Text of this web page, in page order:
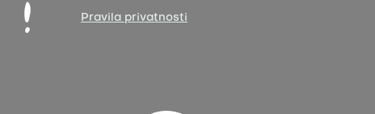
Pravila privatnosti